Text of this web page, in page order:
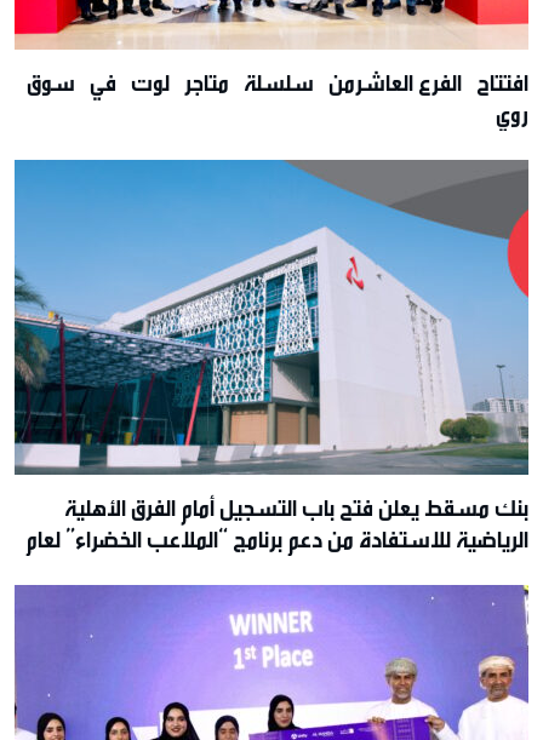
افتتاح الفرع العاشرمن سلسلة متاجر لوت في سوق
روي
بنك مسقط يعلن فتح باب التسجيل أمام الفرق الأهلية
الرياضية للاستفادة من دعم برنامج “الملاعب الخضراء” لعام